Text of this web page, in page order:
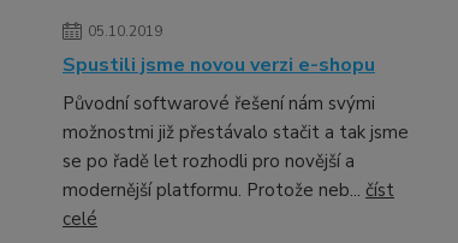
05.10.2019
Spustili jsme novou verzi e-shopu
Původní softwarové řešení nám svými
možnostmi již přestávalo stačit a tak jsme
se po řadě let rozhodli pro novější a
modernější platformu. Protože neb... číst
celé